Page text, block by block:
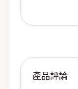
產品評論